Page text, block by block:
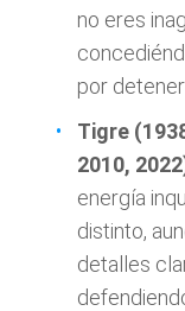
no eres
por
Tigre
2010,
energía
distinto,
detalles